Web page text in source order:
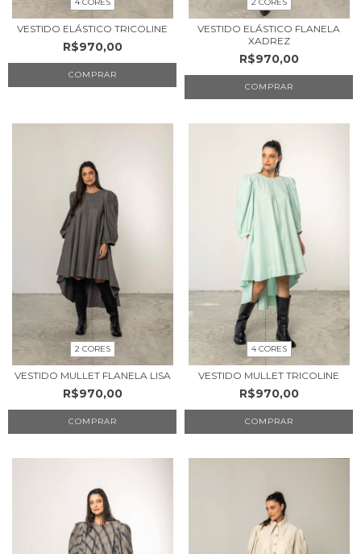
VESTIDO ELÁSTICO TRICOLINE
R$970,00
COMPRAR
VESTIDO ELÁSTICO FLANELA
XADREZ
R$970,00
COMPRAR
2 CORES
VESTIDO MULLET FLANELA LISA
R$970,00
COMPRAR
4 CORES
VESTIDO MULLET TRICOLINE
R$970,00
COMPRAR